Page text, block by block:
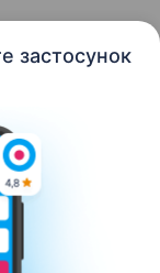
застосунок
використання